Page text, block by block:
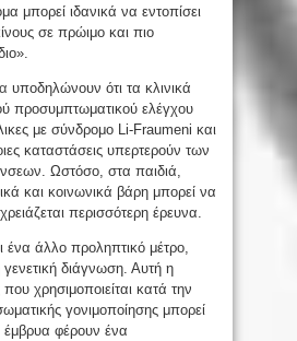
μπορεί ιδανικά να εντοπίσει
σε πρώιμο και πιο
υποδηλώνουν ότι τα κλινικά
προσυμπτωματικού ελέγχου
με σύνδρομο Li-Fraumeni και
καταστάσεις υπερτερούν των
Ωστόσο, στα παιδιά,
και κοινωνικά βάρη μπορεί να
περισσότερη έρευνα.
άλλο προληπτικό μέτρο,
γενετική διάγνωση. Αυτή η
χρησιμοποιείται κατά την
γονιμοποίησης μπορεί
έμβρυα φέρουν ένα